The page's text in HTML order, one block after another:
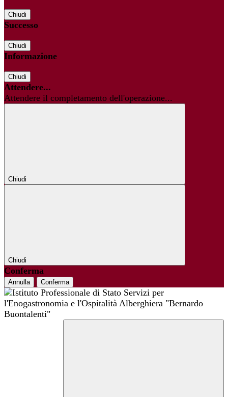
Chiudi
Successo
Chiudi
Informazione
Chiudi
Attendere...
Attendere il completamento dell'operazione...
Chiudi
Chiudi
Conferma
Annulla Conferma